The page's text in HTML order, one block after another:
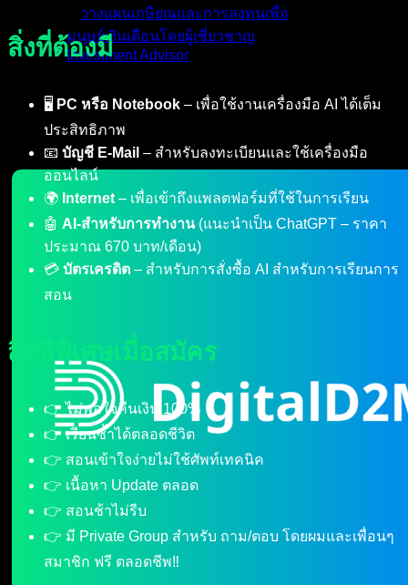
วางแผนเกษียณและการลงทุนเพื่อ
มนุษย์เงินเดือนโดยผู้เชี่ยวชาญ
Investment Advisor
บทความ
ติดต่อผม
สิ่งที่ต้องมี
🖥 PC หรือ Notebook – เพื่อใช้งานเครื่องมือ AI ได้เต็ม
ประสิทธิภาพ
📧 บัญชี E-Mail – สำหรับลงทะเบียนและใช้เครื่องมือ
ออนไลน์
🌍 Internet – เพื่อเข้าถึงแพลตฟอร์มที่ใช้ในการเรียน
🤖 AI-สำหรับการทำงาน(แนะนำเป็น ChatGPT – ราคา
ประมาณ 670 บาท/เดือน)
💳 บัตรเครดิต – สำหรับการสั่งซื้อ AI สำหรับการเรียนการ
สอน
สิทธิพิเศษเมื่อสมัคร
👉 ไม่พอใจคืนเงิน 100%
👉 เรียนซ้ำได้ตลอดชีวิต
👉 สอนเข้าใจง่ายไม่ใช้ศัพท์เทคนิค
👉 เนื้อหา Update ตลอด
👉 สอนช้าไม่รีบ
👉 มี Private Group สำหรับ ถาม/ตอบ โดยผมและเพื่อนๆ
สมาชิก ฟรี ตลอดชีพ‼️